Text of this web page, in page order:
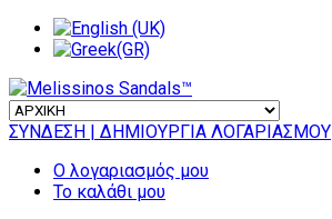
ΣΥΝΔΕΣΗ | ΔΗΜΙΟΥΡΓΙΑ ΛΟΓΑΡΙΑΣΜΟΥ
Ο λογαριασμός μου
Το καλάθι μου